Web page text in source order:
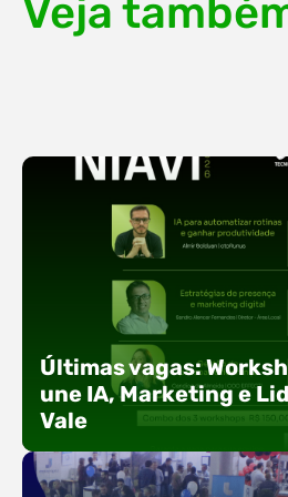
Veja
Últimas vagas:
une IA, Marketing e
Vale